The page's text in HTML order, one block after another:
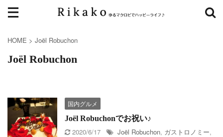
HOME > Joël Robuchon
Joël Robuchon
国内グルメ
Joël Robuchonでお祝い♪
2020/6/17 Joël Robuchon, ガストロノミー,